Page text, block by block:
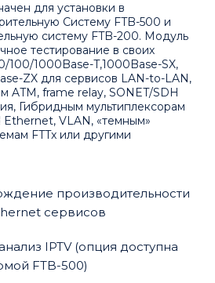
для установки в
Систему FTB-500 и
систему FTB-200. Модуль
тестирование в своих
100/1000Base-T,1000Base-SX,
ZX для сервисов LAN-to-LAN,
ATM, frame relay, SONET/SDH
Гибридным мультиплексорам
VLAN, «темным»
FTTx или другими
производительности
сервисов
IPTV (опция доступна
FTB-500)